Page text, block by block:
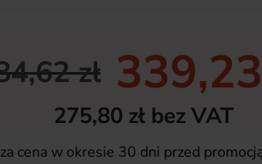
zł
275,80 zł bez VAT
cena w okresie 30 dni przed